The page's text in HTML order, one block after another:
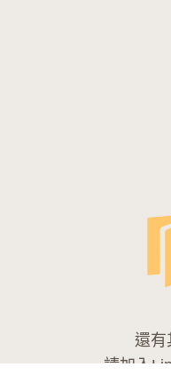
還有
請加入